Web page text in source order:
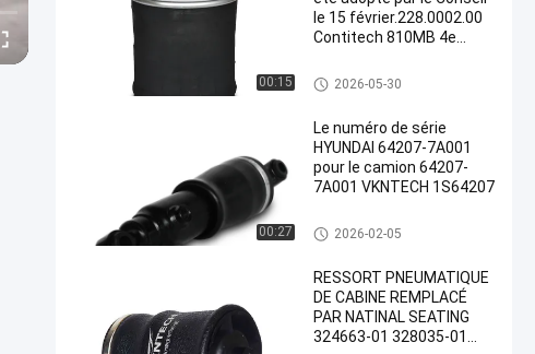
00:15
le 15 février.228.0002.00
Contitech 810MB 4e
W01-M58-8775 Goodyear
1R14-059 Remplacé par
Ressort pneumatique de cami
on
2026-05-30
00:27
Le numéro de série
HYUNDAI 64207-7A001
pour le camion 64207-
7A001 VKNTECH 1S64207
Ressorts pneumatiques de ca
bine
2026-02-05
RESSORT PNEUMATIQUE
DE CABINE REMPLACÉ
PAR NATINAL SEATING
324663-01 328035-01